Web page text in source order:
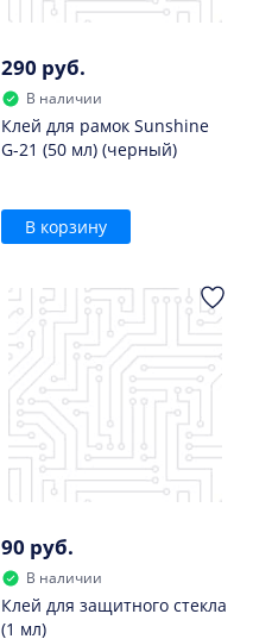
290 руб.
В наличии
Клей для рамок Sunshine
G-21 (50 мл) (черный)
В корзину
90 руб.
В наличии
Клей для защитного стекла
(1 мл)